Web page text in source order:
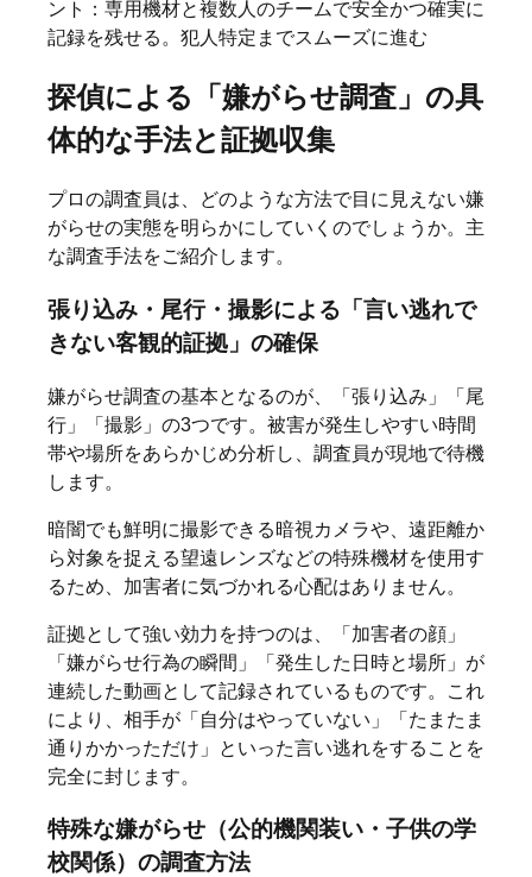
ント：専用機材と複数人のチームで安全かつ確実に
記録を残せる。犯人特定までスムーズに進む
探偵による「嫌がらせ調査」の具
体的な手法と証拠収集
プロの調査員は、どのような方法で目に見えない嫌
がらせの実態を明らかにしていくのでしょうか。主
な調査手法をご紹介します。
張り込み・尾行・撮影による「言い逃れで
きない客観的証拠」の確保
嫌がらせ調査の基本となるのが、「張り込み」「尾
行」「撮影」の3つです。被害が発生しやすい時間
帯や場所をあらかじめ分析し、調査員が現地で待機
します。
暗闇でも鮮明に撮影できる暗視カメラや、遠距離か
ら対象を捉える望遠レンズなどの特殊機材を使用す
るため、加害者に気づかれる心配はありません。
証拠として強い効力を持つのは、「加害者の顔」
「嫌がらせ行為の瞬間」「発生した日時と場所」が
連続した動画として記録されているものです。これ
により、相手が「自分はやっていない」「たまたま
通りかかっただけ」といった言い逃れをすることを
完全に封じます。
特殊な嫌がらせ（公的機関装い・子供の学
校関係）の調査方法